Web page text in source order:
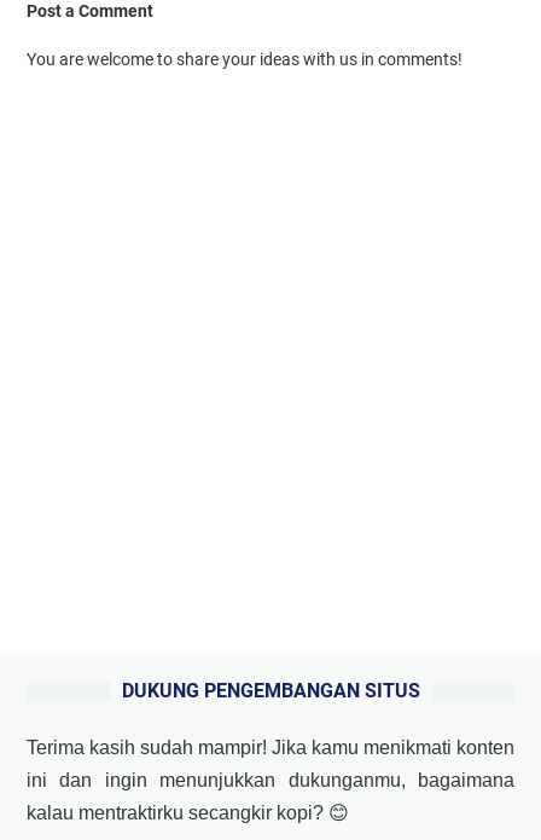
Post a Comment
You are welcome to share your ideas with us in comments!
DUKUNG PENGEMBANGAN SITUS
Terima kasih sudah mampir! Jika kamu menikmati konten
ini dan ingin menunjukkan dukunganmu, bagaimana
kalau mentraktirku secangkir kopi? 😊